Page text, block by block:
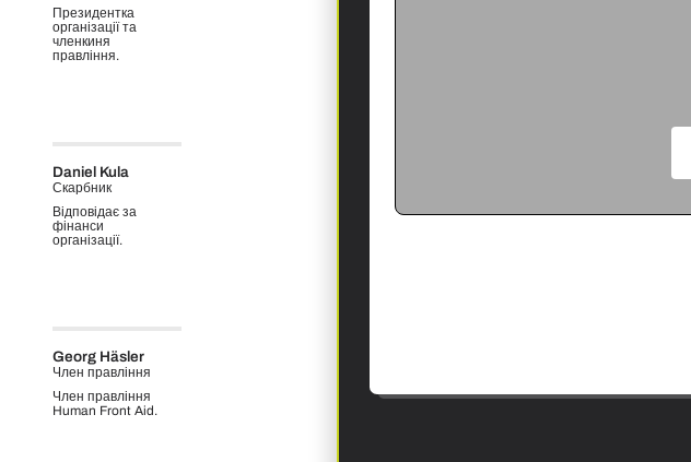
Президентка
організації та
членкиня
правління.
Daniel Kula
Скарбник
Відповідає за
фінанси
організації.
Georg Häsler
Член правління
Член правління
Human Front Aid.